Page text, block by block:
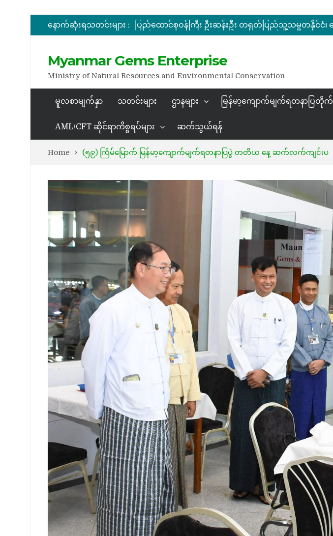
နောက်ဆုံးရသတင်းများ :
အိတ်ဖွင့်တင်ဒါခေါ်ယူခြင်း
Myanmar Gems Enterprise
Ministry of Natural Resources and Environmental Conservation
မူလစာမျက်နှာ သတင်းများ ဌာနများ မြန်မာ့ကျောက်မျက်ရတနာပြတိုက်
AML/CFT ဆိုင်ရာကိစ္စရပ်များ ဆက်သွယ်ရန်
Home (၅၉) ကြိမ်မြောက် မြန်မာ့ကျောက်မျက်ရတနာပြပွဲ တတိယ နေ့ ဆက်လက်ကျင်းပ